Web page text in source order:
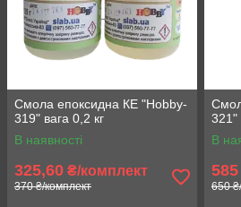
Смола епоксидна КЕ "Hobby-
319" вага 0,2 кг
В наявності
325,60 ₴/комплект
370 ₴/комплект
321"
В
585
650